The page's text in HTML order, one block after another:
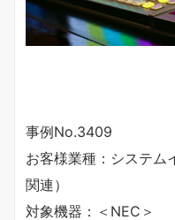
事例No.3409
お客様業種：システム
関連）
対象機器：＜NEC＞